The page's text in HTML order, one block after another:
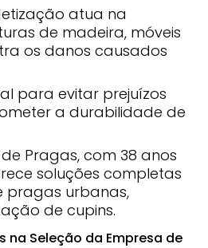
atua na
de madeira, móveis
os danos causados
para evitar prejuízos
a durabilidade de
Pragas, com 38 anos
soluções completas
pragas urbanas,
de cupins.
na Seleção da Empresa de